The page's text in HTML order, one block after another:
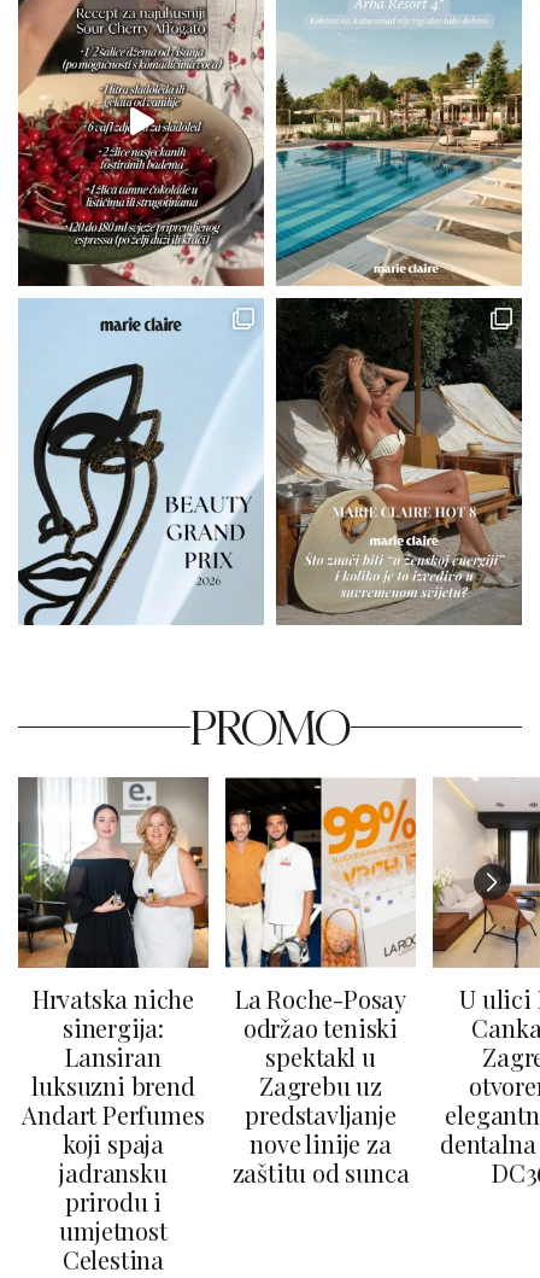
PROMO
Hrvatska niche
sinergija:
Lansiran
luksuzni brend
Andart Perfumes
koji spaja
jadransku
prirodu i
umjetnost
Celestina
La Roche-Posay
održao teniski
spektakl u
Zagrebu uz
predstavljanje
nove linije za
zaštitu od sunca
U ulici